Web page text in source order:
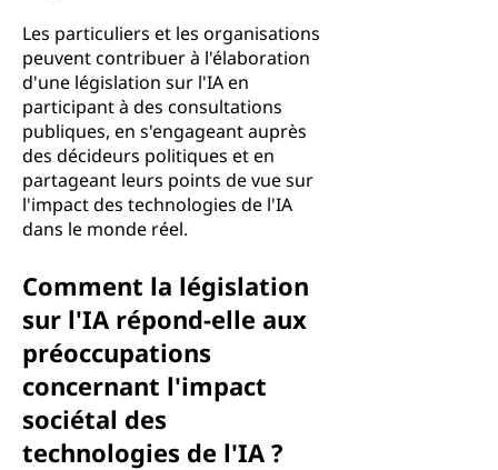
Les particuliers et les organisations
peuvent contribuer à l'élaboration
d'une législation sur l'IA en
participant à des consultations
publiques, en s'engageant auprès
des décideurs politiques et en
partageant leurs points de vue sur
l'impact des technologies de l'IA
dans le monde réel.
Comment la législation
sur l'IA répond-elle aux
préoccupations
concernant l'impact
sociétal des
technologies de l'IA ?